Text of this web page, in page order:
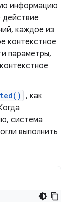
информацию
действие
каждое из
контекстное
параметры,
, как
система
выполнить